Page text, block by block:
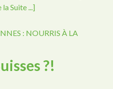
la Suite ...]
: NOURRIS À LA
?!